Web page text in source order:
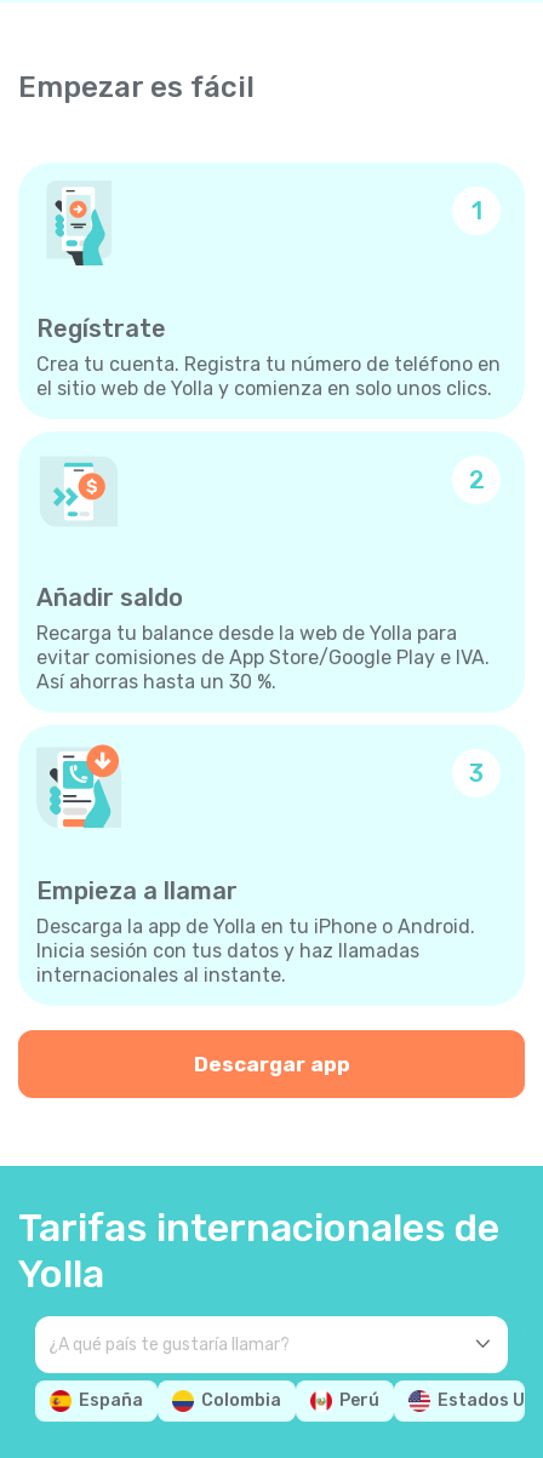
Empezar es fácil
1
Regístrate
Crea tu cuenta. Registra tu número de teléfono en
el sitio web de Yolla y comienza en solo unos clics.
2
Añadir saldo
Recarga tu balance desde la web de Yolla para
evitar comisiones de App Store/Google Play e IVA.
Así ahorras hasta un 30 %.
3
Empieza a llamar
Descarga la app de Yolla en tu iPhone o Android.
Inicia sesión con tus datos y haz llamadas
internacionales al instante.
Descargar app
Tarifas internacionales de
Yolla
España Colombia Perú Estados